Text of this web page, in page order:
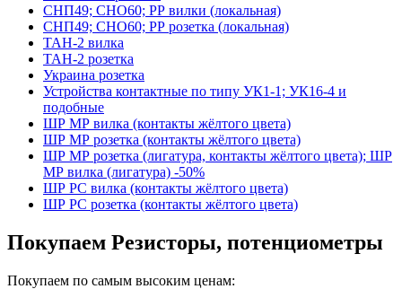
СНП49; СНО60; РР вилки (локальная)
СНП49; СНО60; РР розетка (локальная)
ТАН-2 вилка
ТАН-2 розетка
Украина розетка
Устройства контактные по типу УК1-1; УК16-4 и
подобные
ШР МР вилка (контакты жёлтого цвета)
ШР МР розетка (контакты жёлтого цвета)
ШР МР розетка (лигатура, контакты жёлтого цвета); ШР
МР вилка (лигатура) -50%
ШР РС вилка (контакты жёлтого цвета)
ШР РС розетка (контакты жёлтого цвета)
Покупаем Резисторы, потенциометры
Покупаем по самым высоким ценам: